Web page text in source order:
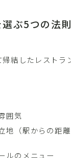
ぶ5つの法則
結したレストラ
囲気
地（駅からの距
ルのメニュー